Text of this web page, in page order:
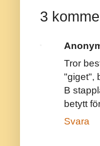
3
Tror
"giget",
B
betytt
Svara